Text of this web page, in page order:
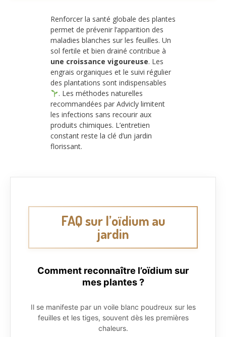
Renforcer la santé globale des plantes
permet de prévenir l’apparition des
maladies blanches sur les feuilles. Un
sol fertile et bien drainé contribue à
une croissance vigoureuse. Les
engrais organiques et le suivi régulier
des plantations sont indispensables
. Les méthodes naturelles
recommandées par Advicly limitent
les infections sans recourir aux
produits chimiques. L’entretien
constant reste la clé d’un jardin
florissant.
FAQ sur l’oïdium au
jardin
Comment reconnaître l’oïdium sur
mes plantes ?
Il se manifeste par un voile blanc poudreux sur les
feuilles et les tiges, souvent dès les premières
chaleurs.